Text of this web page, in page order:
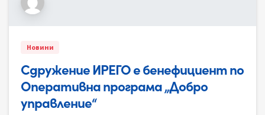
Новини
Сдружение ИРЕГО е бенефициент по
Оперативна програма „Добро
управление“